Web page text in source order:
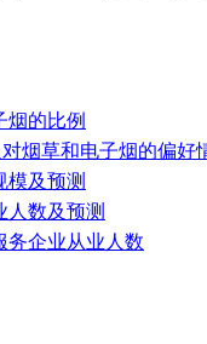
烟的比例
烟草和电子烟的偏好
模及预测
人数及预测
务企业从业人数